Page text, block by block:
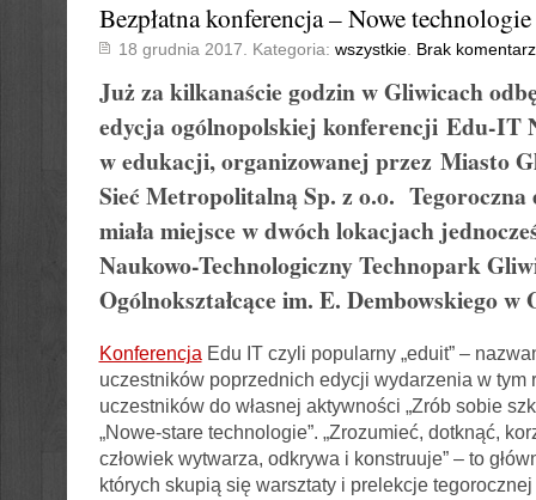
Bezpłatna konferencja – Nowe
18 grudnia 2017. Kategoria: wszystkie. Brak
Już za kilkanaście godzin w Gliwicach
edycja ogólnopolskiej konferencji Edu-IT
w edukacji, organizowanej przez Miasto
Sieć Metropolitalną Sp. z o.o. Tegoroczna
miała miejsce w dwóch lokacjach
Naukowo-Technologiczny Technopark
Ogólnokształcące im. E. Dembowskiego w
Konferencja Edu IT czyli popularny „eduit” –
uczestników poprzednich edycji wydarzenia w tym
uczestników do własnej aktywności „Zrób sobie
„Nowe-stare technologie”. „Zrozumieć, dotknąć,
człowiek wytwarza, odkrywa i konstruuje” – to
których skupią się warsztaty i prelekcje